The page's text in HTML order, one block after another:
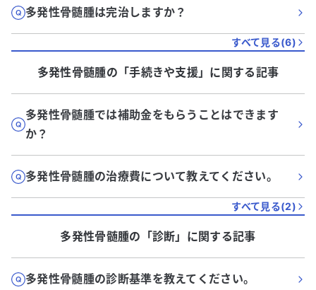
多発性骨髄腫は完治しますか？
すべて見る(6)
多発性骨髄腫の「手続きや支援」に関する記事
多発性骨髄腫では補助金をもらうことはできます
か？
多発性骨髄腫の治療費について教えてください。
すべて見る(2)
多発性骨髄腫の「診断」に関する記事
多発性骨髄腫の診断基準を教えてください。